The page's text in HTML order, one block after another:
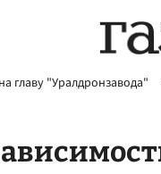
главу "Уралдронзавода"